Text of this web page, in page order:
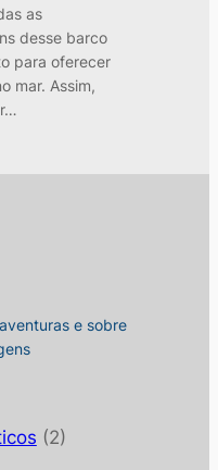
as
desse barco
para oferecer
mar. Assim,
e sobre
(2)